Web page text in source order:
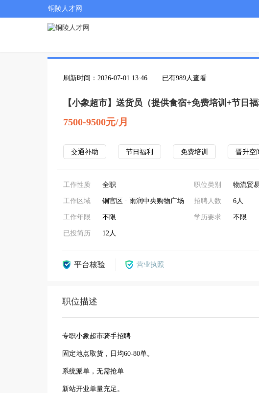
铜陵人才网
刷新时间：2026-07-01 13:46 已有989人查看
【小象超市】送货员（提供食宿+免费培训+节日福
7500-9500元/月
交通补助 节日福利 免费培训 晋升空
工作性质 全职
工作区域 铜官区 · 雨润中央购物广场
工作年限 不限
已投简历 12人
职位类别 物流贸
招聘人数 6人
学历要求 不限
平台核验 营业执照
职位描述
专职小象超市骑手招聘
固定地点取货，日均60-80单。
系统派单，无需抢单
新站开业单量充足。